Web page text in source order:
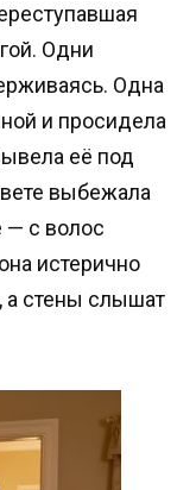
Одни
Одна
и просидела
её под
выбежала
— с волос
истерично
а стены слышат